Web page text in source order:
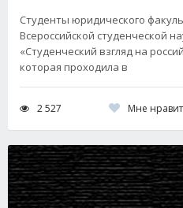
Студенты юридического
Всероссийской студенческой
«Студенческий взгляд на
которая проходила в
2 527 Мне